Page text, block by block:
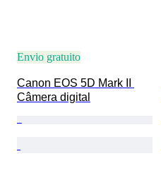
Envio gratuito
Canon EOS 5D Mark II
Câmera digital